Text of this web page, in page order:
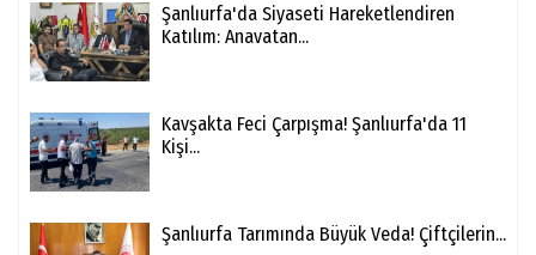
Şanlıurfa'da Siyaseti Hareketlendiren
Katılım: Anavatan...
Kavşakta Feci Çarpışma! Şanlıurfa'da 11
Kişi...
Şanlıurfa Tarımında Büyük Veda! Çiftçilerin...